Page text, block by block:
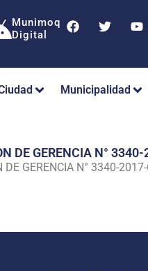
Munimoq
Digital
Municipalidad
DE GERENCIA N°
DE GERENCIA N° 3340-